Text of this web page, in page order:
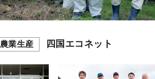
農業生産 四国エコネット